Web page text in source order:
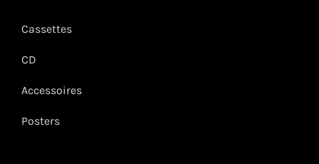
Cassettes
CD
Accessoires
Posters